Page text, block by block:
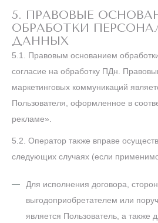
5. ПРАВОВЫЕ
ОБРАБОТКИ
ДАННЫХ
5.1. Правовым основанием
согласие на обработку ПДн.
маркетинговых коммуникаций
Пользователя, оформленное в
рекламе».
5.2. Оператор также вправе
следующих случаях (если
Для исполнения договора,
выгодоприобретателем или
является Пользователь, а также